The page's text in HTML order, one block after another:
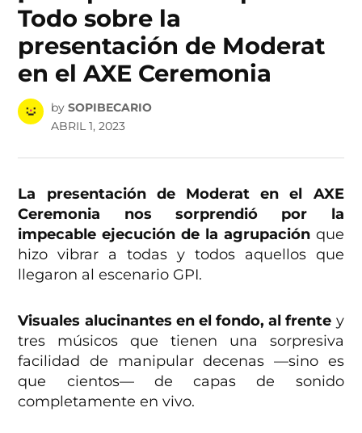
Todo sobre la
presentación de Moderat
en el AXE Ceremonia
by SOPIBECARIO
ABRIL 1, 2023
La presentación de Moderat en el AXE
Ceremonia nos sorprendió por la
impecable ejecución de la agrupaciónque
hizo vibrar a todas y todos aquellos que
llegaron al escenario GPI.
Visuales alucinantes en el fondo, al frente y
tres músicos que tienen una sorpresiva
facilidad de manipular decenas —sino es
que cientos— de capas de sonido
completamente en vivo.